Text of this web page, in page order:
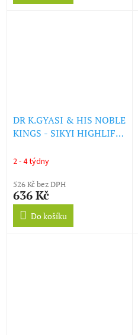
DR K.GYASI & HIS NOBLE
KINGS - SIKYI HIGHLIFE
2 - 4 týdny
526 Kč bez DPH
636 Kč
Do košíku